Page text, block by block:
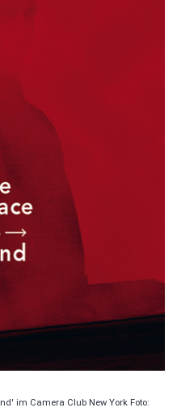
im Camera Club New York Foto: